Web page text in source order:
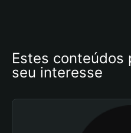
Estes conteúdos
seu interesse